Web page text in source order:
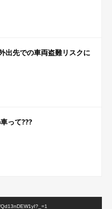
外出先での車両盗難リスクに
って???